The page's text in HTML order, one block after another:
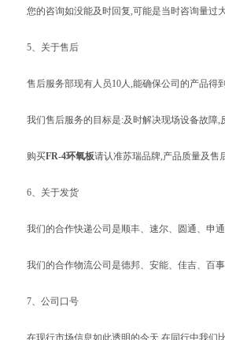
您的咨询如没能及时回复,可能是当时咨询量过大
5、关于售后
售后服务部现有人员10人,能确保公司的产品得到
我们售后服务的目标是:及时解决现场设备故障,
购买FR-4环氧板请认准苏瑞品牌,产品质量及售
6、关于发货
我们的合作快递公司是顺丰、速尔、圆通、申通
我们的合作物流公司是德邦、安能、佳吉、百事
7、公司口号
在现行市场信息如此透明的今天,在同行中我们比